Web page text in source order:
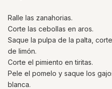
Ralle las zanahorias.
Corte las cebollas en aros.
Saque la pulpa de la palta,
de limón.
Corte el pimiento en tiritas.
Pele el pomelo y saque los
blanca.